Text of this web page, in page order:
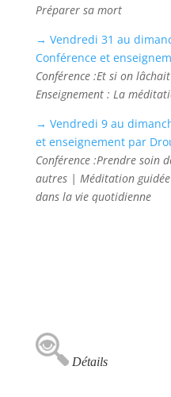
Préparer sa mort
→ Vendredi 31 au
Conférence et
Conférence :Et si on
Enseignement : La
→ Vendredi 9 au
et enseignement par
Conférence :Prendre soin
autres | Méditation
dans la vie quotidienne
Détails